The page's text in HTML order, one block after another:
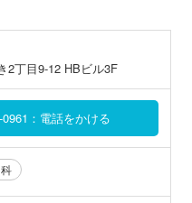
2丁目9-12 HBビル3F
0961：電話をかける